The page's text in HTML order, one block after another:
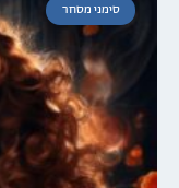
סימני מסחר